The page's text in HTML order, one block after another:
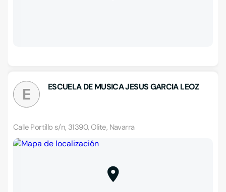
E ESCUELA DE MUSICA JESUS GARCIA LEOZ
Calle Portillo s/n, 31390, Olite, Navarra